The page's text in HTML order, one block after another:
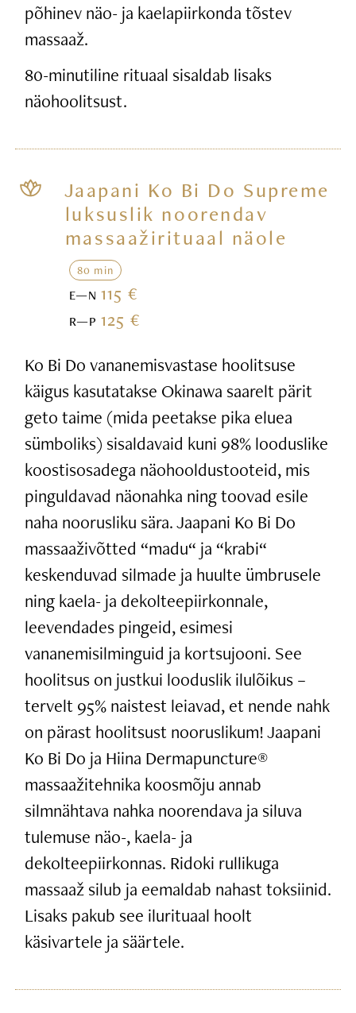
põhinev näo- ja kaelapiirkonda tõstev
massaaž.
80-minutiline rituaal sisaldab lisaks
näohoolitsust.
Jaapani Ko Bi Do Supreme
luksuslik noorendav
massaažirituaal näole
80 min
E—N115 €
R—P125 €
Ko Bi Do vananemisvastase hoolitsuse
käigus kasutatakse Okinawa saarelt pärit
geto taime (mida peetakse pika eluea
sümboliks) sisaldavaid kuni 98% looduslike
koostisosadega näohooldustooteid, mis
pinguldavad näonahka ning toovad esile
naha noorusliku sära. Jaapani Ko Bi Do
massaaživõtted “madu“ ja “krabi“
keskenduvad silmade ja huulte ümbrusele
ning kaela- ja dekolteepiirkonnale,
leevendades pingeid, esimesi
vananemisilminguid ja kortsujooni. See
hoolitsus on justkui looduslik ilulõikus –
tervelt 95% naistest leiavad, et nende nahk
on pärast hoolitsust nooruslikum! Jaapani
Ko Bi Do ja Hiina Dermapuncture®
massaažitehnika koosmõju annab
silmnähtava nahka noorendava ja siluva
tulemuse näo-, kaela- ja
dekolteepiirkonnas. Ridoki rullikuga
massaaž silub ja eemaldab nahast toksiinid.
Lisaks pakub see ilurituaal hoolt
käsivartele ja säärtele.